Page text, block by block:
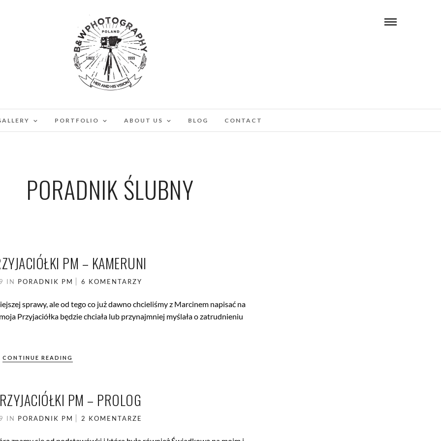
PORTFOLIO ABOUT US BLOG CONTACT
PORADNIK ŚLUBNY
PM – KAMERUNI
IN PORADNIK PM 6 KOMENTARZY
sprawy, ale od tego co już dawno chcieliśmy z Marcinem napisać na
Przyjaciółka będzie chciała lub przynajmniej myślała o zatrudnieniu
CONTINUE READING
PM – PROLOG
IN PORADNIK PM 2 KOMENTARZE